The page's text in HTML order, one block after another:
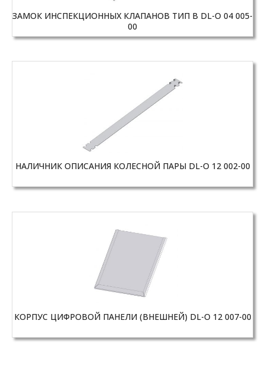
ЗАМОК ИНСПЕКЦИОННЫХ КЛАПАНОВ ТИП B DL-O 04 005-
00
НАЛИЧНИК ОПИСАНИЯ КОЛЕСНОЙ ПАРЫ DL-O 12 002-00
КОРПУС ЦИФРОВОЙ ПАНЕЛИ (ВНЕШНЕЙ) DL-O 12 007-00